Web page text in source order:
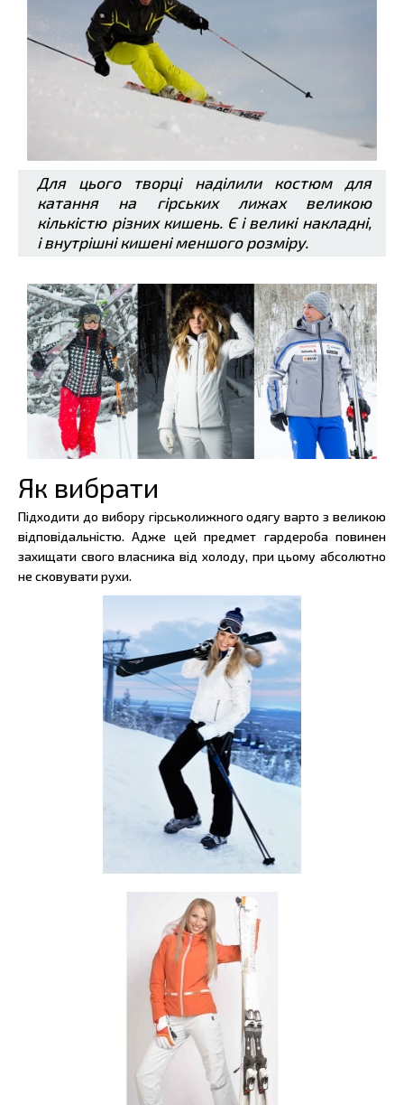
Для цього творці наділили костюм для
катання на гірських лижах великою
кількістю різних кишень. Є і великі накладні,
і внутрішні кишені меншого розміру.
Як вибрати
Підходити до вибору гірськолижного одягу варто з великою
відповідальністю. Адже цей предмет гардероба повинен
захищати свого власника від холоду, при цьому абсолютно
не сковувати рухи.